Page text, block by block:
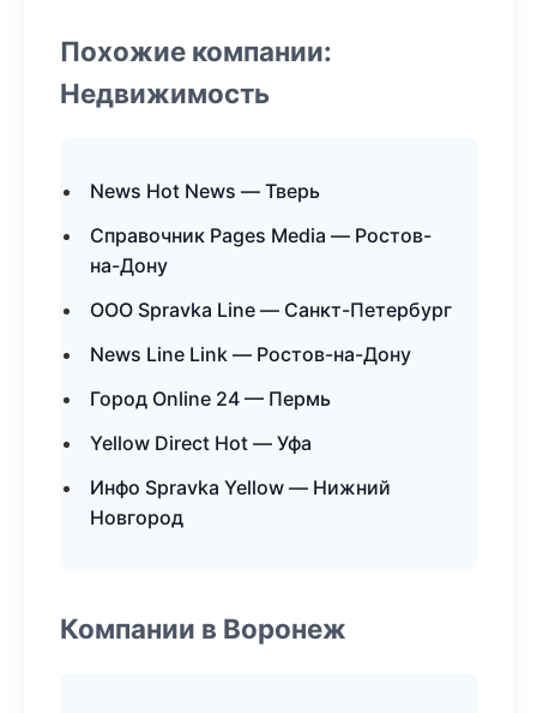
Похожие компании:
Недвижимость
News Hot News — Тверь
Справочник Pages Media — Ростов-
на-Дону
ООО Spravka Line — Санкт-Петербург
News Line Link — Ростов-на-Дону
Город Online 24 — Пермь
Yellow Direct Hot — Уфа
Инфо Spravka Yellow — Нижний
Новгород
Компании в Воронеж